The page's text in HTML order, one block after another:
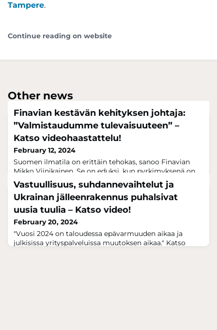
Tampere.
Continue reading on website
Other news
Finavian kestävän kehityksen johtaja:
”Valmistaudumme tulevaisuuteen” –
Katso videohaastattelu!
February 12, 2024
Suomen ilmatila on erittäin tehokas, sanoo Finavian
Mikko Viinikainen. Se on eduksi, kun pyrkimyksenä on
vähentää lentoliikenteen ilmastopäästöjä. Suomen
lentokentistä ja -palveluista vastaavan
lentoasemayhtiön kestävän kehityksen johtaja kertoo
videohaastattelussa ilmailualan tulevaisuuden
suunnitelmista EU:ssa ja Suomessa. Suomalainen
ilmailuala valmistautuu tulevaisuuteen yhtä jalkaa
kansainväl
Vastuullisuus, suhdannevaihtelut ja
Ukrainan jälleenrakennus puhalsivat
uusia tuulia – Katso video!
February 20, 2024
"Vuosi 2024 on taloudessa epävarmuuden aikaa ja
julkisissa yrityspalveluissa muutoksen aikaa." Katso